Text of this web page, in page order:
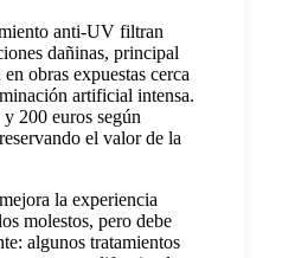
anti-UV filtran
dañinas, principal
obras expuestas cerca
artificial intensa.
200 euros según
el valor de la
la experiencia
molestos, pero debe
algunos tratamientos